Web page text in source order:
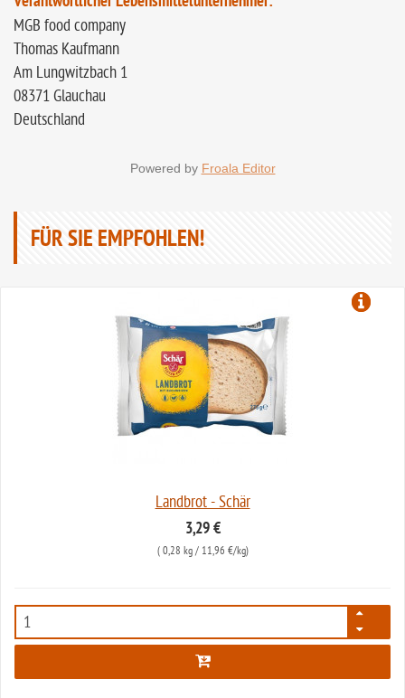
MGB food company
Thomas Kaufmann
Am Lungwitzbach 1
08371 Glauchau
Deutschland
Powered by Froala Editor
FÜR SIE EMPFOHLEN!
Landbrot - Schär
3,29 €
( 0,28 kg/ 11,96 €/kg)
33